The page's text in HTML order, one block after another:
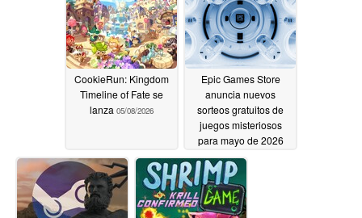
CookieRun: Kingdom
Timeline of Fate se
lanza 05/08/2026
Epic Games Store
anuncia nuevos
sorteos gratuitos de
juegos misteriosos
para mayo de 2026
05/08/2026